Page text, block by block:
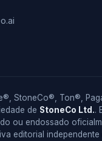
StoneCo®, Ton®,
de StoneCo Ltd..
ou endossado
editorial independente